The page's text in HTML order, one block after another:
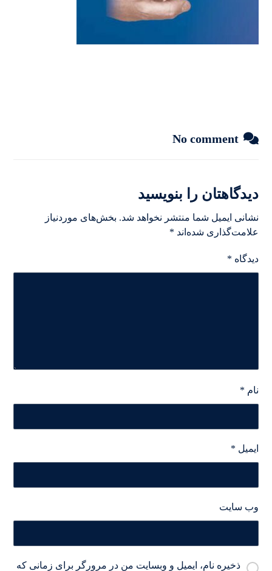
No comment
دیدگاهتان را بنویسید
نشانی ایمیل شما منتشر نخواهد شد. بخش‌های موردنیاز
علامت‌گذاری شده‌اند *
دیدگاه *
نام *
ایمیل *
وب‌ سایت
ذخیره نام، ایمیل و وبسایت من در مرورگر برای زمانی که